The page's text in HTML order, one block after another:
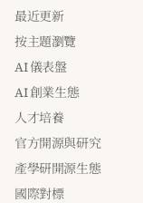
最近更新
按主題瀏覽
AI 儀表盤
AI 創業生態
人才培養
官方開源與研究
產學研開源生態
國際對標